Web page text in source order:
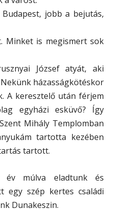
jobb a bejutás,
Minket is megismert sok
József atyát, aki
házasságkötéskor
A keresztelő után férjem
egyházi esküvő? Így
Mihály Templomban
tartotta kezében
tartott.
múlva eladtunk és
egy szép kertes családi
Dunakeszin.